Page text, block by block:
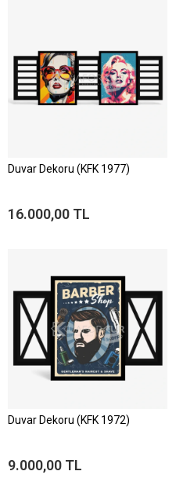
Duvar Dekoru (KFK 1977)
16.000,00 TL
Duvar Dekoru (KFK 1972)
9.000,00 TL